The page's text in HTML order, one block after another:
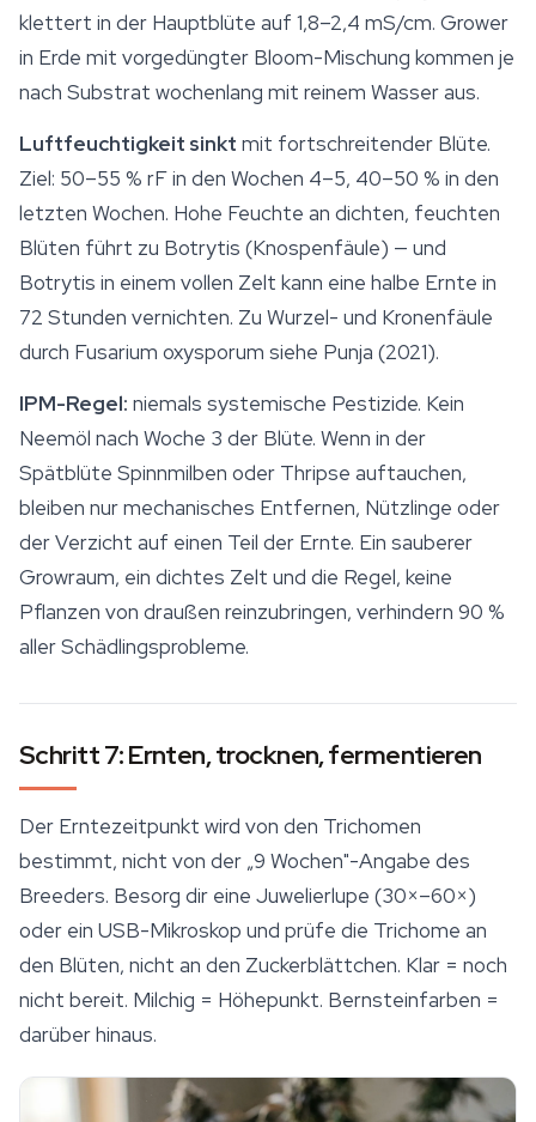
klettert in der Hauptblüte auf 1,8–2,4 mS/cm. Grower
in Erde mit vorgedüngter Bloom-Mischung kommen je
nach Substrat wochenlang mit reinem Wasser aus.
Luftfeuchtigkeit sinkt mit fortschreitender Blüte.
Ziel: 50–55 % rF in den Wochen 4–5, 40–50 % in den
letzten Wochen. Hohe Feuchte an dichten, feuchten
Blüten führt zu Botrytis (Knospenfäule) — und
Botrytis in einem vollen Zelt kann eine halbe Ernte in
72 Stunden vernichten. Zu Wurzel- und Kronenfäule
durch Fusarium oxysporum siehe Punja (2021).
IPM-Regel: niemals systemische Pestizide. Kein
Neemöl nach Woche 3 der Blüte. Wenn in der
Spätblüte Spinnmilben oder Thripse auftauchen,
bleiben nur mechanisches Entfernen, Nützlinge oder
der Verzicht auf einen Teil der Ernte. Ein sauberer
Growraum, ein dichtes Zelt und die Regel, keine
Pflanzen von draußen reinzubringen, verhindern 90 %
aller Schädlingsprobleme.
Schritt 7: Ernten, trocknen, fermentieren
Der Erntezeitpunkt wird von den Trichomen
bestimmt, nicht von der „9 Wochen"-Angabe des
Breeders. Besorg dir eine Juwelierlupe (30×–60×)
oder ein USB-Mikroskop und prüfe die Trichome an
den Blüten, nicht an den Zuckerblättchen. Klar = noch
nicht bereit. Milchig = Höhepunkt. Bernsteinfarben =
darüber hinaus.